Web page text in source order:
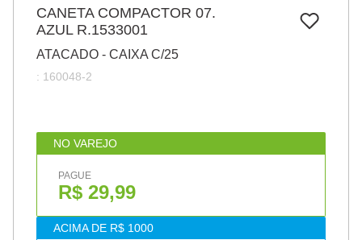
CANETA COMPACTOR 07.
AZUL R.1533001
ATACADO - CAIXA C/25
: 160048-2
NO VAREJO
PAGUE
R$ 29,99
ACIMA DE R$ 1000
pincel